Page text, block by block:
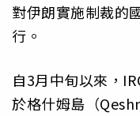
對伊朗實施制裁的
行。
自3月中旬以來，
於格什姆島（